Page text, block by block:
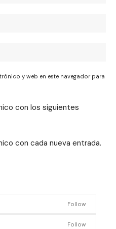
y web en este navegador para
con los siguientes
con cada nueva entrada.
Follow
Follow